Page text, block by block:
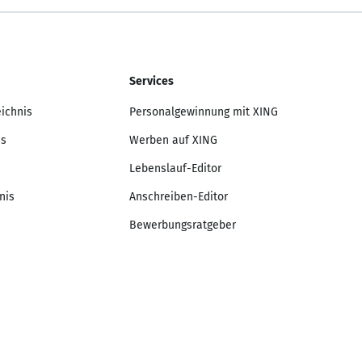
Services
Personalgewinnung mit XING
Werben auf XING
Lebenslauf-Editor
Anschreiben-Editor
Bewerbungsratgeber